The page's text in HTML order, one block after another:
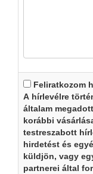
Feliratkozom
A hírlevélre
általam
korábbi
testreszabott
hirdetést és
küldjön, vagy
partnerei által